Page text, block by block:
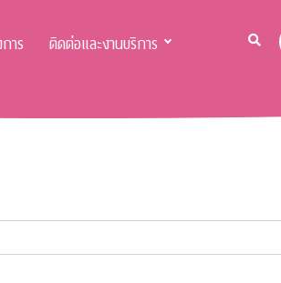
าร ติดต่อและงานบริการ